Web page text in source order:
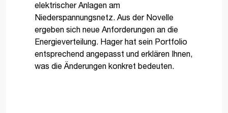
elektrischer Anlagen am
Niederspannungsnetz. Aus der Novelle
ergeben sich neue Anforderungen an die
Energieverteilung. Hager hat sein Portfolio
entsprechend angepasst und erklären Ihnen,
was die Änderungen konkret bedeuten.